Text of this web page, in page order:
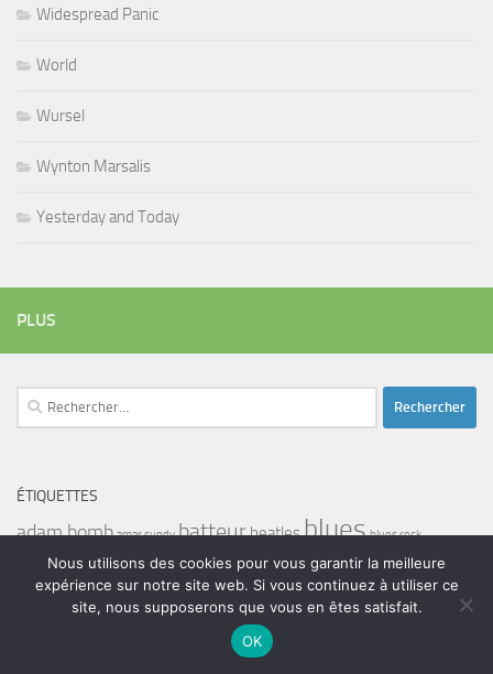
Widespread Panic
World
Wursel
Wynton Marsalis
Yesterday and Today
PLUS
Rechercher :
ÉTIQUETTES
adam bomb amar sundy batteurbeatlesblues blues rock
bootleneck chanteur chanteuse coltrane duc des lombards erick bamy
expo music femme de george harrison festival glenn hughes golf drouot groupe
guitariste herbie hancock
malien miles davis
Nous utilisons des cookies pour vous garantir la meilleure
expérience sur notre site web. Si vous continuez à utiliser ce
site, nous supposerons que vous en êtes satisfait.
OK